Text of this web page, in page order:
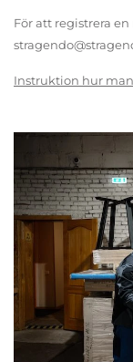
För att registrera
Instruktion hur